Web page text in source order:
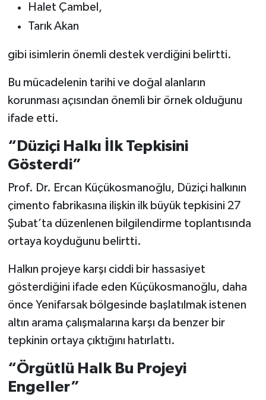
Halet Çambel,
Tarık Akan
gibi isimlerin önemli destek verdiğini belirtti.
Bu mücadelenin tarihi ve doğal alanların
korunması açısından önemli bir örnek olduğunu
ifade etti.
“Düziçi Halkı İlk Tepkisini
Gösterdi”
Prof. Dr. Ercan Küçükosmanoğlu, Düziçi halkının
çimento fabrikasına ilişkin ilk büyük tepkisini 27
Şubat’ta düzenlenen bilgilendirme toplantısında
ortaya koyduğunu belirtti.
Halkın projeye karşı ciddi bir hassasiyet
gösterdiğini ifade eden Küçükosmanoğlu, daha
önce Yenifarsak bölgesinde başlatılmak istenen
altın arama çalışmalarına karşı da benzer bir
tepkinin ortaya çıktığını hatırlattı.
“Örgütlü Halk Bu Projeyi
Engeller”